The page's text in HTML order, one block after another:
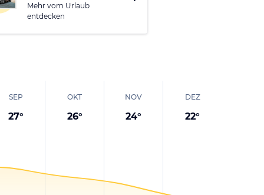
Mehr vom Urlaub
entdecken
SEP
27°
OKT
26°
NOV
24°
DEZ
22°